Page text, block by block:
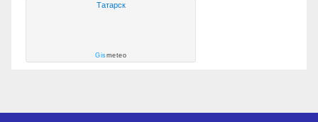
Татарск
Gismeteo